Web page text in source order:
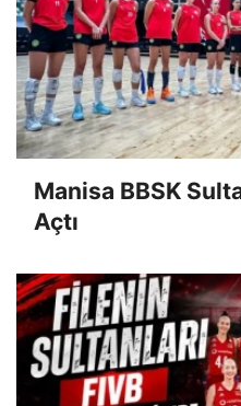
Manisa BBSK
Açtı